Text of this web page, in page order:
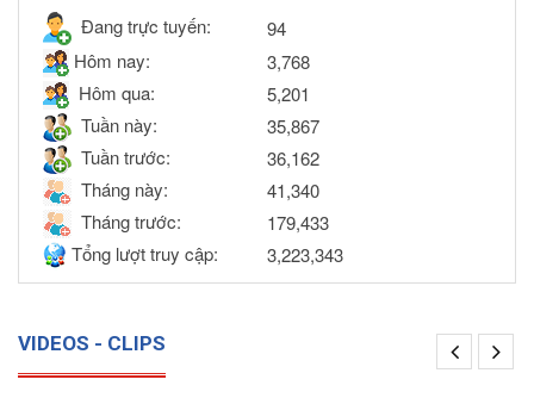
Đang trực tuyến:
94
Hôm nay:
3,768
Hôm qua:
5,201
Tuần này:
35,867
Tuần trước:
36,162
Tháng này:
41,340
Tháng trước:
179,433
Tổng lượt truy cập:
3,223,343
VIDEOS - CLIPS